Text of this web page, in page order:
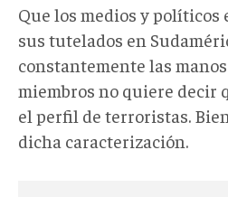
Que los medios y políticos
sus tutelados en
constantemente las
miembros no quiere decir
el perfil de terroristas.
dicha caracterización.